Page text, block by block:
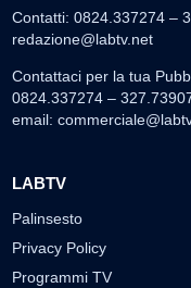
Contatti: 0824.337274 –
redazione@labtv.net
Contattaci per la tua
0824.337274 –
email:
LABTV
Palinsesto
Privacy Policy
Programmi TV